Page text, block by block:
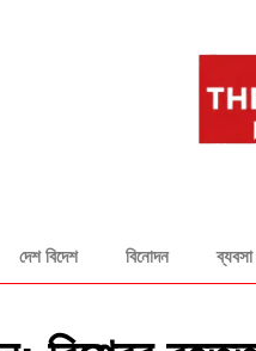
দেশ বিদেশ বিনোদন